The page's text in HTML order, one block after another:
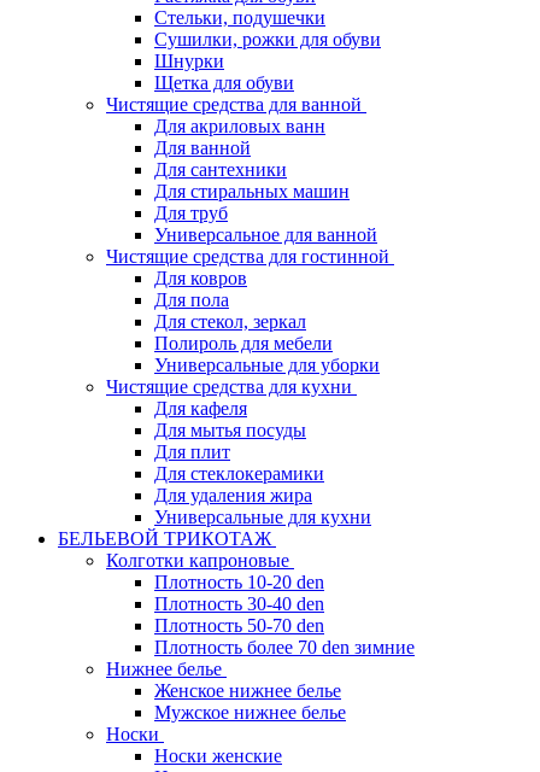
Стельки, подушечки
Сушилки, рожки для обуви
Шнурки
Щетка для обуви
Чистящие средства для ванной
Для акриловых ванн
Для ванной
Для сантехники
Для стиральных машин
Для труб
Универсальное для ванной
Чистящие средства для гостинной
Для ковров
Для пола
Для стекол, зеркал
Полироль для мебели
Универсальные для уборки
Чистящие средства для кухни
Для кафеля
Для мытья посуды
Для плит
Для стеклокерамики
Для удаления жира
Универсальные для кухни
БЕЛЬЕВОЙ ТРИКОТАЖ
Колготки капроновые
Плотность 10-20 den
Плотность 30-40 den
Плотность 50-70 den
Плотность более 70 den зимние
Нижнее белье
Женское нижнее белье
Мужское нижнее белье
Носки
Носки женские